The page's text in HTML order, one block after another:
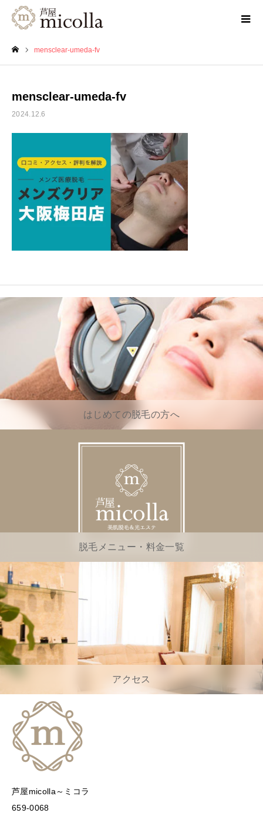
mensclear-umeda-fv
mensclear-umeda-fv
2024.12.6
はじめての脱毛の方へ
脱毛メニュー・料金一覧
アクセス
芦屋micolla～ミコラ
659-0068